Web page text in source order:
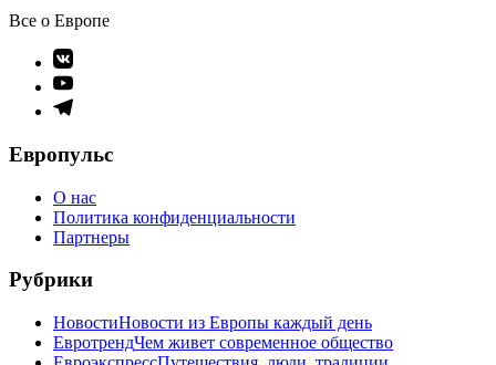
Все о Европе
Элемент
меню
Элемент
меню
Элемент
Европульс
О нас
Политика конфиденциальности
Партнеры
Рубрики
НовостиНовости из Европы каждый день
ЕвротрендЧем живет современное общество